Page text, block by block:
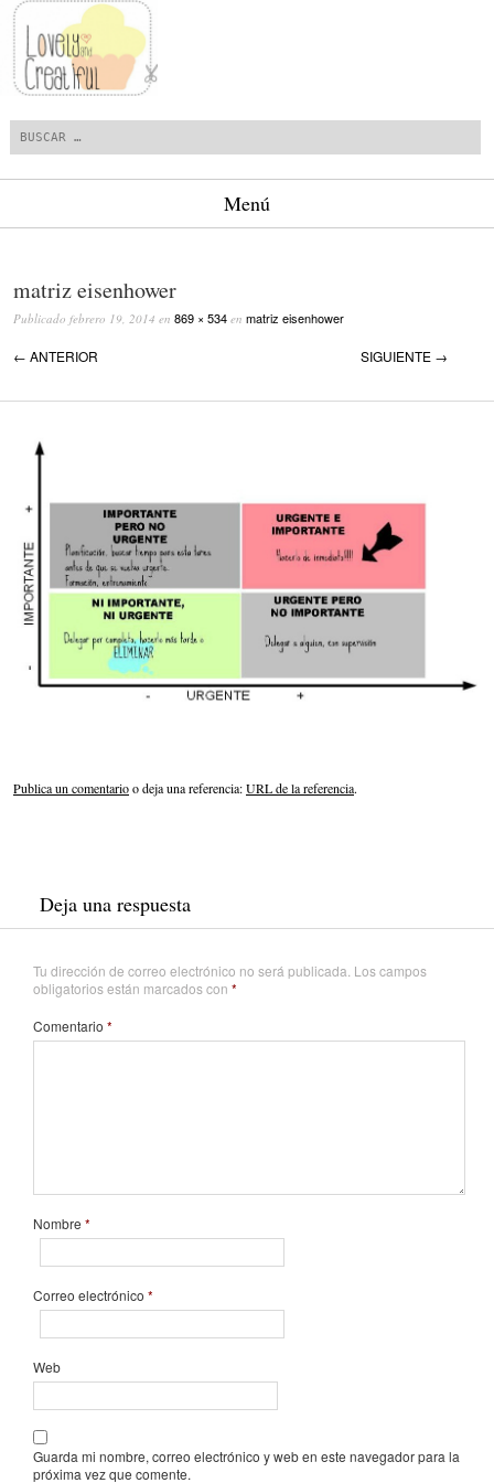
Menú
matriz eisenhower
Publicado febrero 19, 2014 en 869 × 534 en matriz eisenhower
← ANTERIOR SIGUIENTE →
Publica un comentarioo deja una referencia:URL de la referencia.
Deja una respuesta
Tu dirección de correo electrónico no será publicada. Los campos
obligatorios están marcados con *
Comentario *
Nombre *
Correo electrónico *
Web
Guarda mi nombre, correo electrónico y web en este navegador para la
próxima vez que comente.